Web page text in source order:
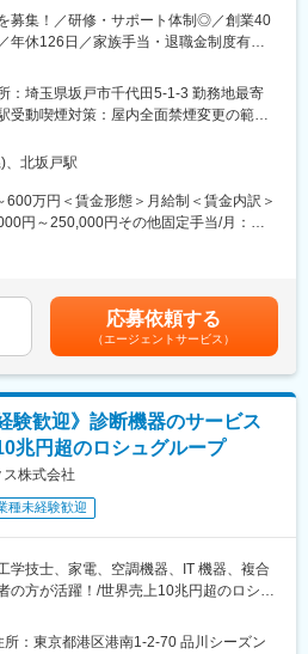
年に国内初のPET検査用放射性医薬品
全国11か所の製造拠点のもと安定供給体
：
術情報を伝達することが、同社のMRに与
ンです。病院スタッフを対象にした説明
画像解析ツール（ソフト）の紹介・説
科医師や放射線科に行います。
国公立や私立の大規模病院が中心になり
、循環器内科などが主な訪問先です。
り、学術的情報の提供がメインの業務で
修を行い、顧客先への訪問は先輩社員と
想定しています。
る業務
募集！／研修・サポート体制◎／創業40
年休126日／家族手当・退職金制度有
ビスエンジニアを募集します。ご担当い
微生物検査に関わる培養関連の機器メン
休み、残業時間は月平均10時間程となっ
ランスを整えやすい環境です。また、休
。
全般
検
フォローをいただくこともございます。
ロー（営業同行や勉強会実施など）
せ対応（メール・電話など）
：埼玉県坂戸市千代田5-1-3 勤務地最寄
受動喫煙対策：屋内全面禁煙変更の範
、北坂戸駅
600万円＜賃金形態＞月給制＜賃金内訳＞
円～250,000円その他固定手当/月：
ます。月給(月額)は固定手当を含めた表記
応募依頼する
（エージェントサービス）
験歓迎》診断機器のサービス
兆円超のロシュグループ
株式会社
種未経験歓迎
学技士、家電、空調機器、IT 機器、複合
の方が活躍！/世界売上10兆円超のロシュ
ほとんどなし/直行直属/研修体制充実＞
所：東京都港区港南1-2-70 品川シーズン